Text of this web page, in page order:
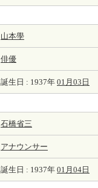
山本學
俳優
誕生日 : 1937年 01月03日
石橋省三
アナウンサー
誕生日 : 1937年 01月04日